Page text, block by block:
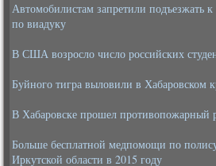
Автомобилистам запретили подъезжать
по виадуку
В США возросло число российских
Буйного тигра выловили в Хабаровском
В Хабаровске прошел противопожарный
Больше бесплатной медпомощи по
Иркутской области в 2015 году